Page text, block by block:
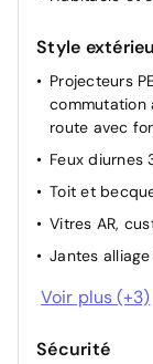
Rétroviseur
Banquette
Direction
Enjoliveurs
inférieures de
Fixations
2
Pare-brise
4 poignées
Style
Projecteurs
commutation
route avec
Feux diurnes
Toit et
Vitres AR,
Jantes alliage
Bandeau
5008
Voir plus (+3)
Sécurité